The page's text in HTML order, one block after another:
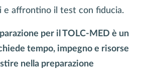
e affrontino il test con fiducia.
per il TOLC-MED è un
tempo, impegno e risorse
nella preparazione